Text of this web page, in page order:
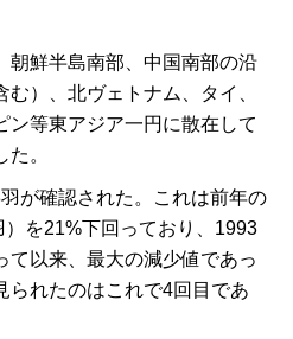
朝鮮半島南部、中国南部の沿
む）、北ヴェトナム、タイ、
ン等東アジア一円に散在して
。
が確認された。これは前年の
を21%下回っており、1993
て以来、最大の減少値であっ
られたのはこれで4回目であ